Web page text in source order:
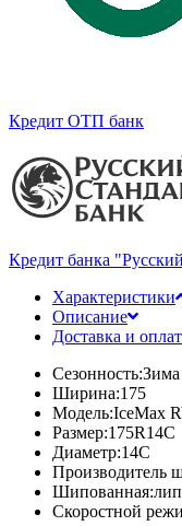
Кредит ОТП банк
Кредит банка
Характеристики
Описание
Доставка и
Сезонность:Зима
Ширина:175
Модель:IceMax
Размер:175R14C
Диаметр:14C
Производитель
Шипованная:лип
Скоростной